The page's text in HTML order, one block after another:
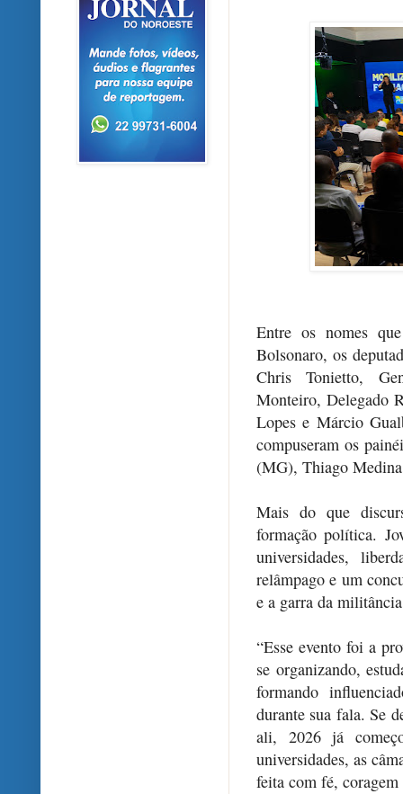
Entre os nomes
Bolsonaro, os
Chris Tonietto,
Monteiro, Delegado
Lopes e Márcio
compuseram os
(MG), Thiago
Mais do que
formação política.
universidades,
relâmpago e um
e a garra da
“Esse evento foi a
se organizando,
formando
durante sua fala. Se
ali, 2026 já
universidades, as
feita com fé,